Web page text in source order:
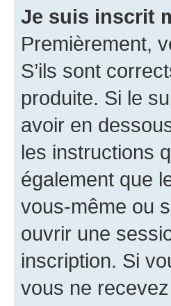
Je suis inscrit
Premièrement,
S’ils sont
produite. Si le
avoir en
les instructions
également que
vous-même ou
ouvrir une
inscription. Si
vous ne